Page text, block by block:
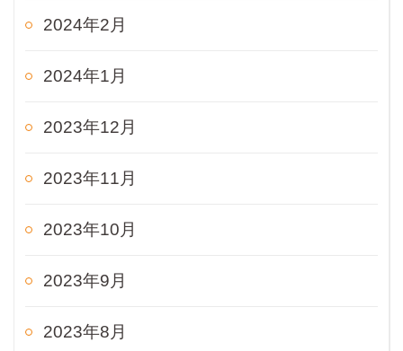
2024年2月
2024年1月
2023年12月
2023年11月
2023年10月
2023年9月
2023年8月